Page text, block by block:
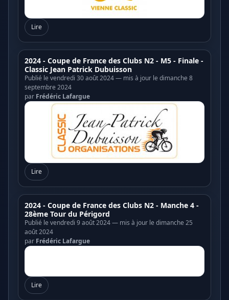
Lire
2024 - Coupe de France des Clubs N2 - M5 - Finale -
Classic Jean Patrick Dubuisson
Publié le vendredi 30 août 2024 — mis à jour le dimanche 8
septembre 2024
par Frédéric Lafargue
Lire
2024 - Coupe de France des Clubs N2 - Manche 4 -
28ème Tour du Périgord
Publié le vendredi 9 août 2024 — mis à jour le dimanche 25
août 2024
par Frédéric Lafargue
Lire